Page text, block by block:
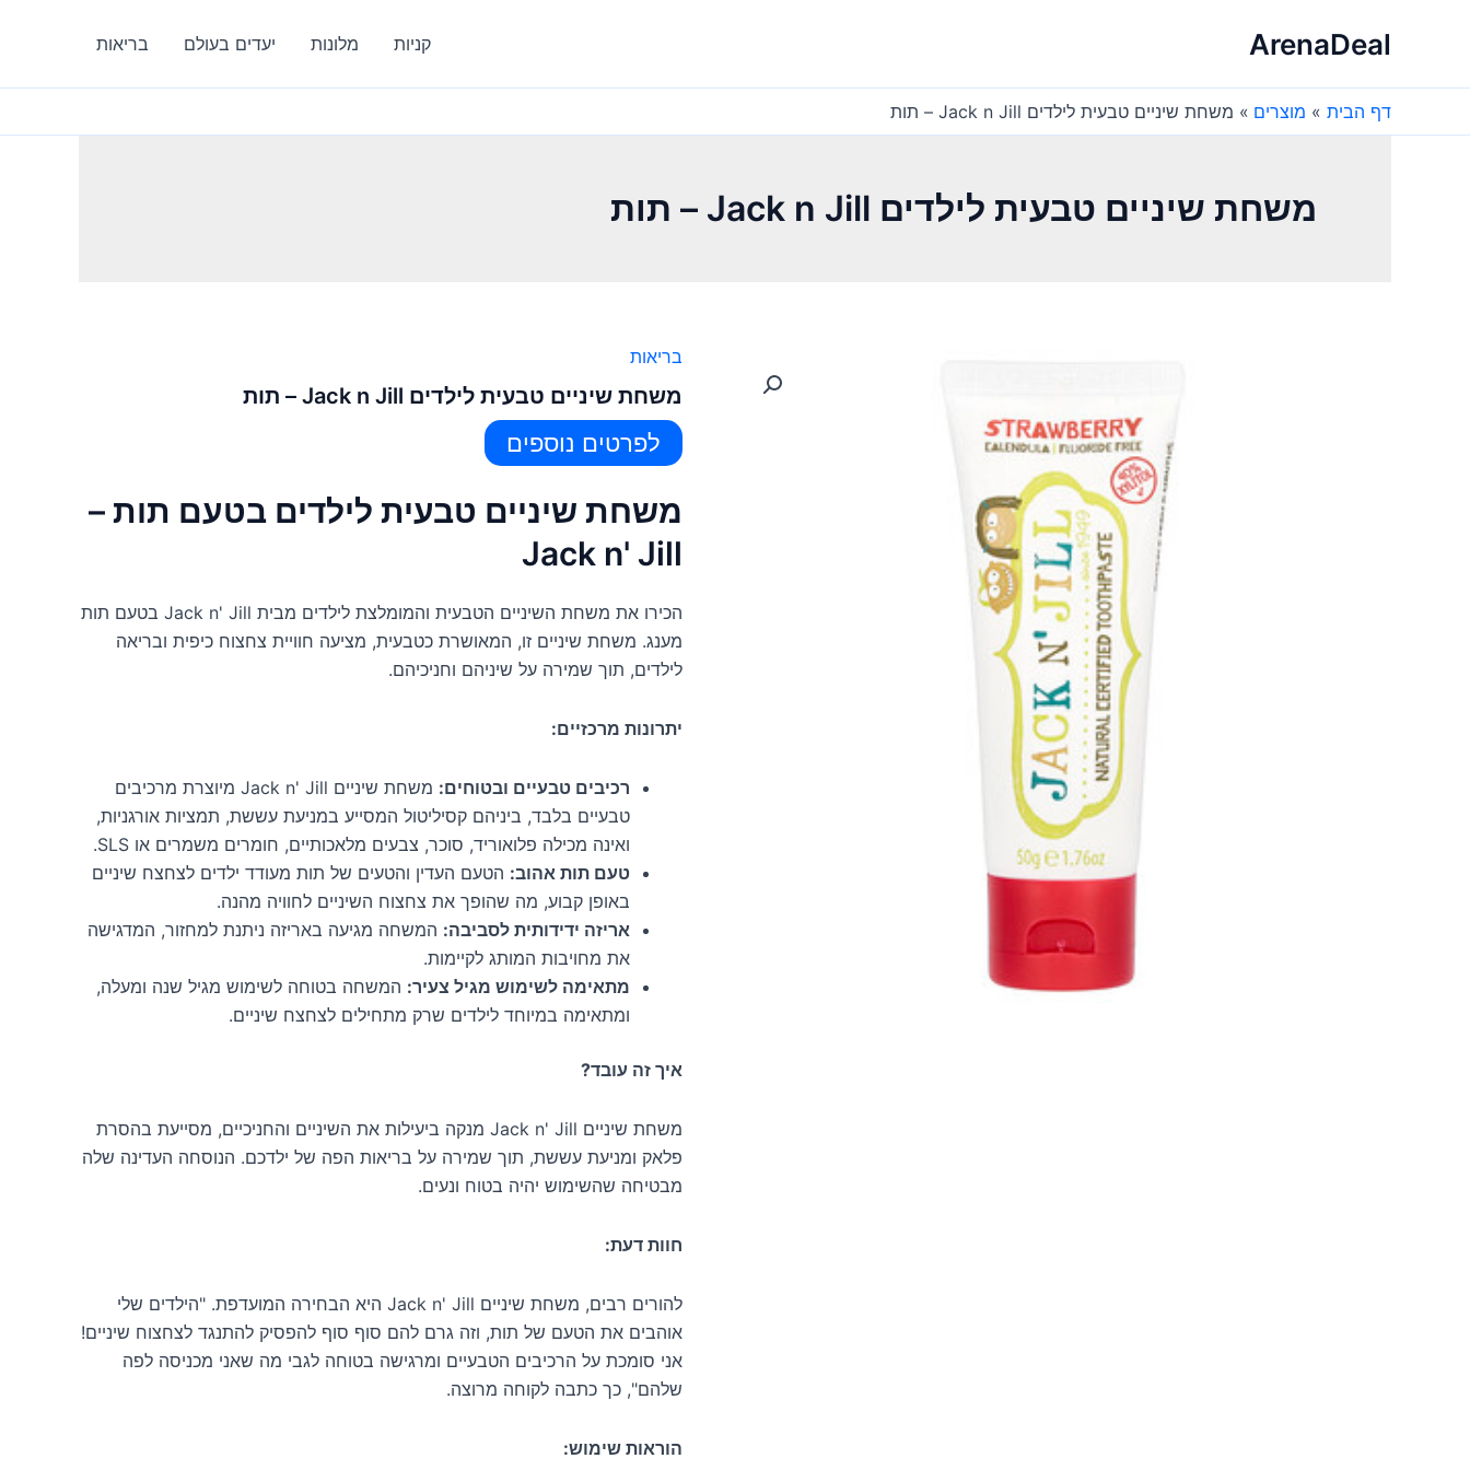
ArenaDeal קניות מלונות יעדים בעולם בריאות
דף הבית מוצרים משחת שיניים טבעית לילדים Jack n Jill – תות
משחת שיניים טבעית לילדים Jack n Jill – תות
בריאות
משחת שיניים טבעית לילדים Jack n Jill – תות
לפרטים נוספים
משחת שיניים טבעית לילדים בטעם תות –
Jack n' Jill
הכירו את משחת השיניים הטבעית והמומלצת לילדים מבית Jack n' Jill בטעם תות
מענג. משחת שיניים זו, המאושרת כטבעית, מציעה חוויית צחצוח כיפית ובריאה
לילדים, תוך שמירה על שיניהם וחניכיהם.
יתרונות מרכזיים:
רכיבים טבעיים ובטוחים:
משחת שיניים Jack n' Jill מיוצרת מרכיבים
טבעיים בלבד, ביניהם קסיליטול המסייע במניעת עששת, תמציות אורגניות,
ואינה מכילה פלואוריד, סוכר, צבעים מלאכותיים, חומרים משמרים או SLS.
טעם תות אהוב: הטעם העדין והטעים של תות מעודד ילדים לצחצח שיניים
באופן קבוע, מה שהופך את צחצוח השיניים לחוויה מהנה.
אריזה ידידותית לסביבה: המשחה מגיעה באריזה ניתנת למחזור, המדגישה
את מחויבות המותג לקיימות.
מתאימה לשימוש מגיל צעיר: המשחה בטוחה לשימוש מגיל שנה ומעלה,
ומתאימה במיוחד לילדים שרק מתחילים לצחצח שיניים.
איך זה עובד?
משחת שיניים Jack n' Jill מנקה ביעילות את השיניים והחניכיים, מסייעת בהסרת
פלאק ומניעת עששת, תוך שמירה על בריאות הפה של ילדכם. הנוסחה העדינה שלה
מבטיחה שהשימוש יהיה בטוח ונעים.
חוות דעת:
להורים רבים, משחת שיניים Jack n' Jill היא הבחירה המועדפת. "הילדים שלי
אוהבים את הטעם של תות, וזה גרם להם סוף סוף להפסיק להתנגד לצחצוח שיניים!
אני סומכת על הרכיבים הטבעיים ומרגישה בטוחה לגבי מה שאני מכניסה לפה
שלהם", כך כתבה לקוחה מרוצה.
הוראות שימוש: